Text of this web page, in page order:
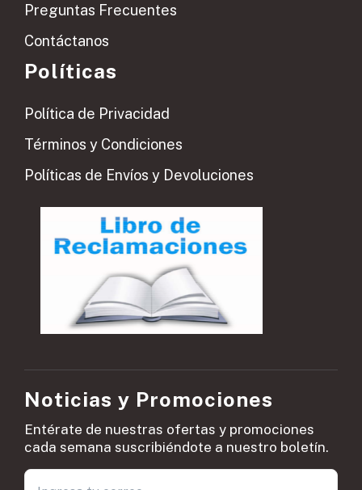
Preguntas Frecuentes
Contáctanos
Políticas
Política de Privacidad
Términos y Condiciones
Políticas de Envíos y Devoluciones
Noticias y Promociones
Entérate de nuestras ofertas y promociones
cada semana suscribiéndote a nuestro boletín.